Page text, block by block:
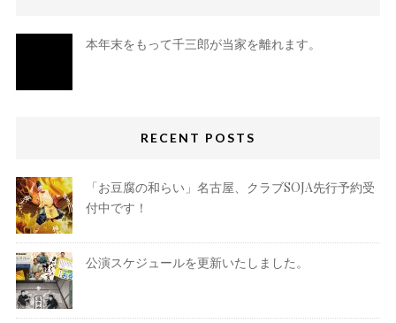
本年末をもって千三郎が当家を離れます。
RECENT POSTS
「お豆腐の和らい」名古屋、クラブSOJA先行予約受
付中です！
公演スケジュールを更新いたしました。